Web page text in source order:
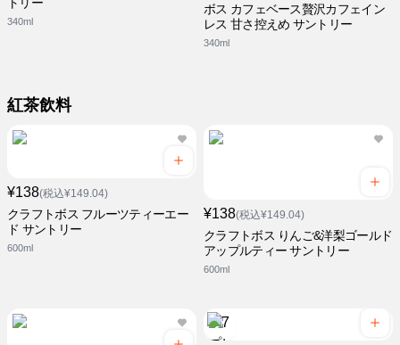
340ml
ボス カフェベース贅沢カフェイン
レス 甘さ控えめ サントリー
340ml
紅茶飲料
¥138(税込¥149.04)
クラフトボス フルーツティーエー
ド サントリー
600ml
¥138(税込¥149.04)
クラフトボス りんご&洋梨ゴールド
アップルティー サントリー
600ml